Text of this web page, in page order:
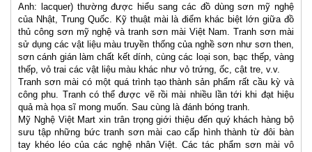
Anh: lacquer) thường được hiểu sang các đồ dùng sơn mỹ nghệ
của Nhật, Trung Quốc. Kỹ thuật mài là điểm khác biệt lớn giữa đồ
thủ công sơn mỹ nghệ và tranh sơn mài Việt Nam. Tranh sơn mài
sử dụng các vật liệu màu truyền thống của nghề sơn như sơn then,
sơn cánh gián làm chất kết dính, cùng các loại son, bạc thếp, vàng
thếp, vỏ trai các vật liệu màu khác như vỏ trứng, ốc, cật tre, v.v.
Tranh sơn mài có một quá trình tạo thành sản phẩm rất cầu kỳ và
công phu. Tranh có thể được vẽ rồi mài nhiều lần tới khi đạt hiệu
quả mà họa sĩ mong muốn. Sau cùng là đánh bóng tranh.
Mỹ Nghệ Việt Mart xin trân trọng giới thiệu đến quý khách hàng bộ
sưu tập những bức tranh sơn mài cao cấp hình thành từ đôi bàn
tay khéo léo của các nghệ nhân Việt. Các tác phẩm sơn mài vô